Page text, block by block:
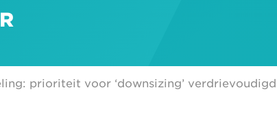
prioriteit voor ‘downsizing’ verdrievoudigd